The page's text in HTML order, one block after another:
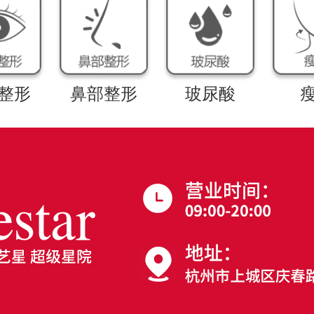
形 鼻部整形 玻尿酸